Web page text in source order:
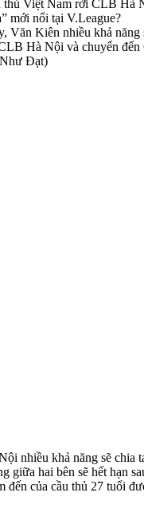
Văn Kiên nhiều khả năng
Hà Nội và chuyển
Đạt)
nhiều khả năng sẽ chia
giữa hai bên sẽ hết hạn
đến của cầu thủ 27 tuổi